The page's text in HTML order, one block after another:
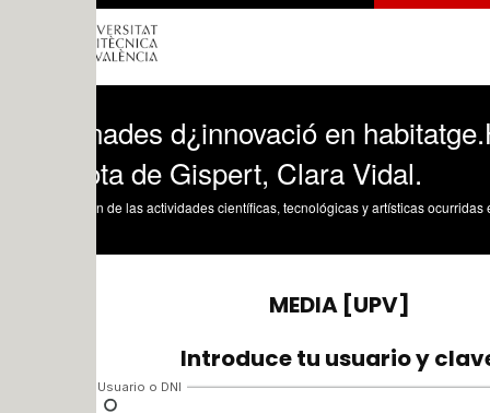
d¿innovació en
de Gispert, Clara Vidal.
de las actividades científicas, tecnológicas y artísticas ocurridas en los tres